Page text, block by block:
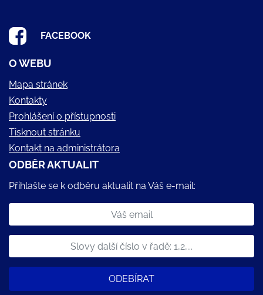
FACEBOOK
O WEBU
Mapa stránek
Kontakty
Prohlášení o přístupnosti
Tisknout stránku
Kontakt na administrátora
ODBĚR AKTUALIT
Přihlašte se k odběru aktualit na Váš e-mail:
ODEBÍRAT